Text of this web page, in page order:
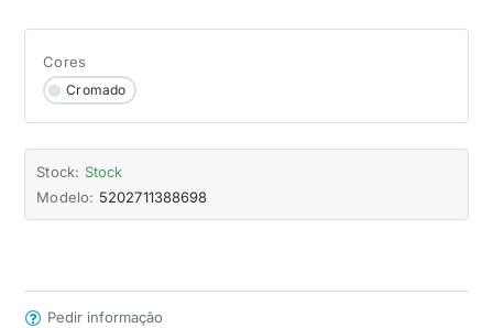
Stock: Stock
Modelo: 5202711388698
Cores
Cromado
Pedir informação